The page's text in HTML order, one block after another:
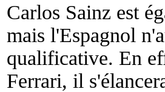
Carlos Sainz est
mais l'Espagnol
qualificative. En
Ferrari, il